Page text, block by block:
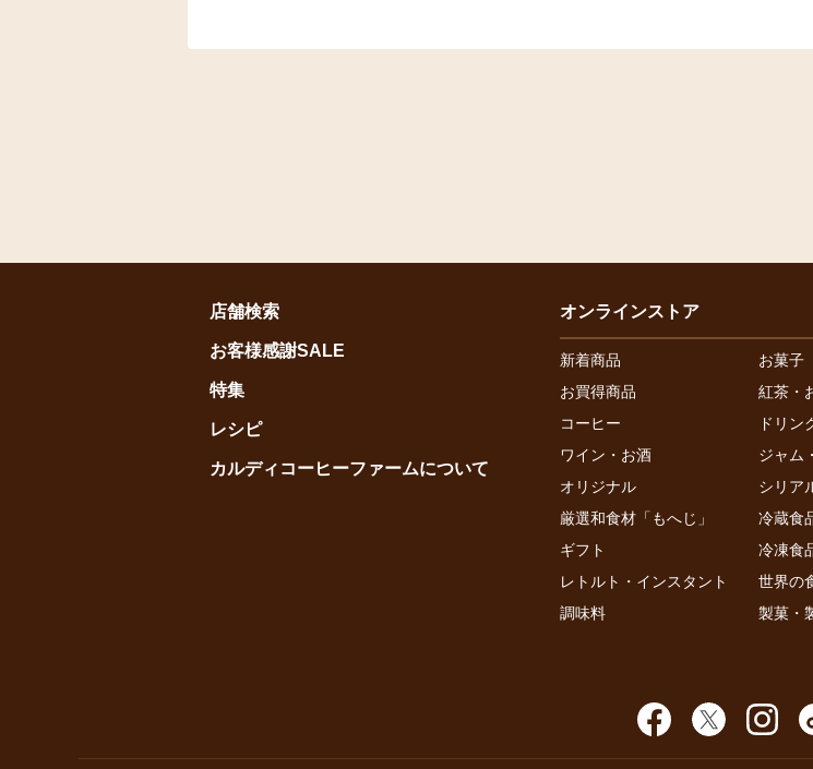
店舗検索
お客様感謝SALE
特集
レシピ
カルディコーヒーファームについて
オンラインストア
新着商品
お菓子
お買得商品
紅茶・
コーヒー
ドリン
ワイン・お酒
ジャム
オリジナル
シリア
厳選和食材「もへじ」
冷蔵食
ギフト
冷凍食
レトルト・インスタント
世界の
調味料
製菓・